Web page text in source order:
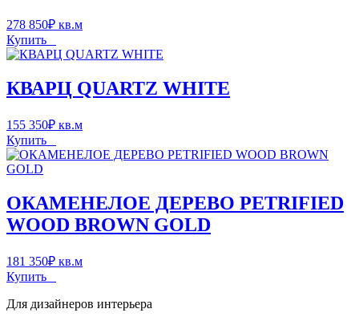
278 850₽ кв.м
Купить
КВАРЦ QUARTZ WHITE
155 350₽ кв.м
Купить
ОКАМЕНЕЛОЕ ДЕРЕВО PETRIFIED
WOOD BROWN GOLD
181 350₽ кв.м
Купить
Для дизайнеров интерьера